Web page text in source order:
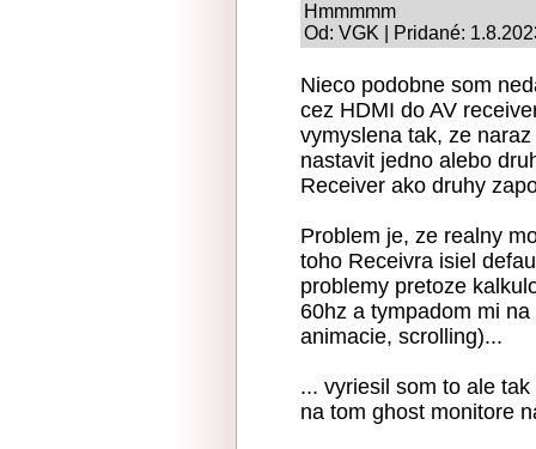
Hmmmmm
Od: VGK | Pridané:
Nieco podobne som
cez HDMI do AV
vymyslena tak, ze
nastavit jedno alebo
Receiver ako druhy
Problem je, ze realny
toho Receivra isiel
problemy pretoze
60hz a tympadom mi
animacie, scrolling)...
... vyriesil som to ale
na tom ghost monitore